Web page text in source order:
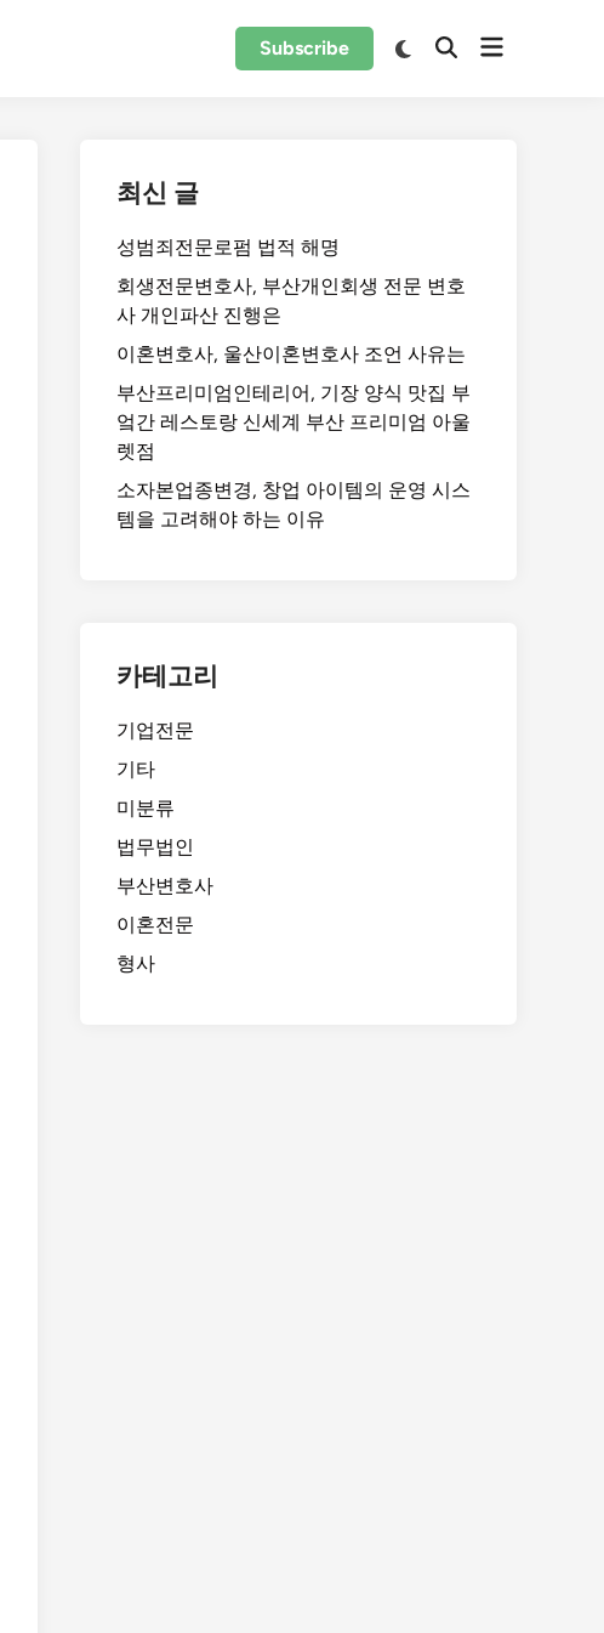
Subscribe
최신 글
성범죄전문로펌 법적 해명
회생전문변호사, 부산개인회생 전문 변호
사 개인파산 진행은
이혼변호사, 울산이혼변호사 조언 사유는
부산프리미엄인테리어, 기장 양식 맛집 부
엌간 레스토랑 신세계 부산 프리미엄 아울
렛점
소자본업종변경, 창업 아이템의 운영 시스
템을 고려해야 하는 이유
카테고리
기업전문
기타
미분류
법무법인
부산변호사
이혼전문
형사